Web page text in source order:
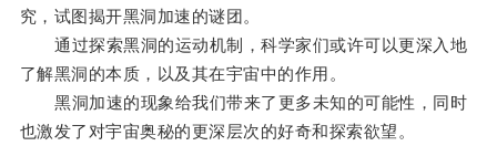
究，试图揭开黑洞加速的谜团。
通过探索黑洞的运动机制，科学家们或许可以更深入地
了解黑洞的本质，以及其在宇宙中的作用。
黑洞加速的现象给我们带来了更多未知的可能性，同时
也激发了对宇宙奥秘的更深层次的好奇和探索欲望。